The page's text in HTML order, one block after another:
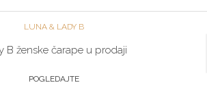
LUNA & LADY B
B ženske čarape u prodaji
POGLEDAJTE